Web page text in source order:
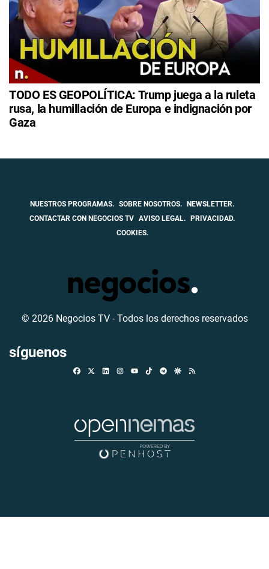
TODO ES GEOPOLÍTICA: Trump juega a la ruleta
rusa, la humillación de Europa e indignación por
Gaza
NUESTROS PROGRAMAS. SOBRE NOSOTROS. NEWSLETTER.
CONTACTAR CON NEGOCIOS TV AVISO LEGAL. PRIVACIDAD.
COOKIES.
© 2026 Negocios TV - Todos los derechos reservados
síguenos
FacebookLinkedinInstagramTikTokTelegramGoogle Discover